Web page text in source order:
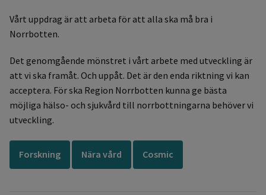
Vårt uppdrag är att arbeta för att alla ska må bra i
Norrbotten.
Det genomgående mönstret i vårt arbete med utveckling är
att vi ska framåt. Och uppåt. Det är den enda riktning vi kan
acceptera. För ska Region Norrbotten kunna ge bästa
möjliga hälso- och sjukvård till norrbottningarna behöver vi
utveckling.
Forskning Nära vård Cosmic